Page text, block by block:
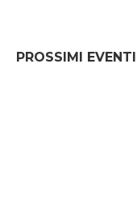
PROSSIMI EVENTI